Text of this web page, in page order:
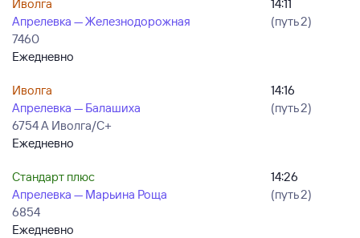
Иволга
Апрелевка — Железнодорожная
7460
Ежедневно
14:11
(путь 2)
Иволга
Апрелевка — Балашиха
6754 А Иволга/С+
Ежедневно
14:16
(путь 2)
Стандарт плюс
Апрелевка — Марьина Роща
6854
Ежедневно
14:26
(путь 2)